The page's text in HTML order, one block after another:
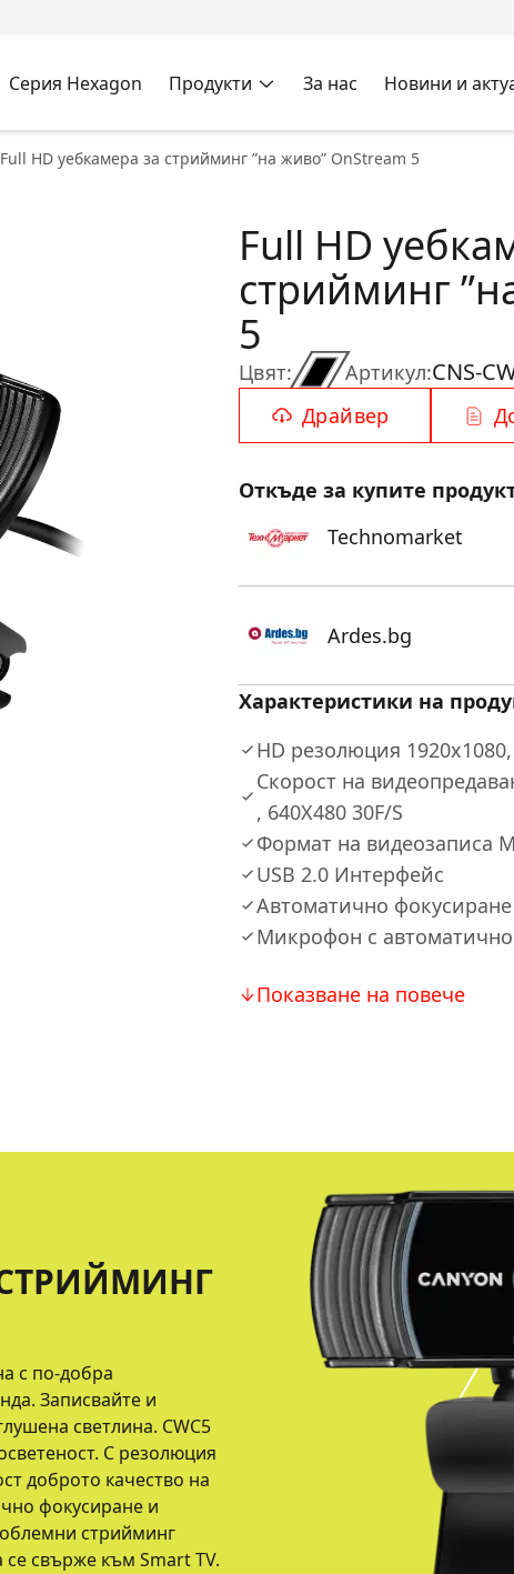
Серия Hexagon Продукти За нас Новини и
Full HD уебкамера за стрийминг ”на живо” OnStream 5
Цвят:
Full HD
стрийминг
5
Артикул:CNS-
Драйвер
Характеристики на
HD резолюция
Скорост на
, 640X480 30F/S
Формат на видеозаписа
USB 2.0 Интерфейс
Автоматично фокусиране
Микрофон с
Показване на повече
Откъде за купите
Technomarket
Ardes.bg
СТРИЙМИНГ
с по-добра
Записвайте и
светлина. CWC5
С резолюция
доброто качество на
фокусиране и
стрийминг
свърже към Smart TV.